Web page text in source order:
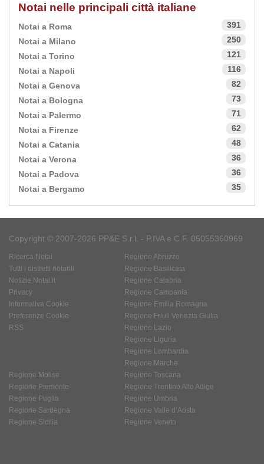
Notai nelle principali città italiane
Notai a Roma
391
Notai a Milano
250
Notai a Torino
121
Notai a Napoli
116
Notai a Genova
82
Notai a Bologna
73
Notai a Palermo
71
Notai a Firenze
62
Notai a Catania
48
Notai a Verona
36
Notai a Padova
36
Notai a Bergamo
35
Copyright © 2007-2026 PP&E S.r.l. - P.IVA e C.F. 05055360969
Ricerca Notai
Tutti i distretti notarili
Notizie Notai.it
Privacy
Informativa Cookie
Preferenze Cookie
RSS
Regione Abruzzo
Regione Basilicata
Regione Calabria
Regione Campania
Regione Emilia Romagna
Regione Friuli Venezia Giulia
Regione Lazio
Regione Liguria
Regione Lombardia
Regione Marche
Regione Molise
Regione Piemonte
Regione Puglia
Regione Sardegna
Regione Sicilia
Regione Toscana
Regione Trentino Alto Adige
Regione Umbria
Regione Valle d’Aosta
Regione Veneto